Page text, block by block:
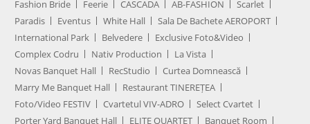
Fashion Bride
Feerie CASCADA AB-FASHION
Scarlet
Paradis
Eventus White Hall
Sala De Bachete AEROPORT
International Park
Belvedere
Exclusive Foto&Video
Complex Codru
Nativ Production
La Vista
Novas Banquet Hall
RecStudio
Curtea Domnească
Marry Me Banquet Hall
Restaurant TINEREȚEA
Foto/Video FESTIV
Cvartetul VIV-ADRO
Select Cvartet
Porter Yard Banquet Hall
ELITE QUARTET Banquet Room